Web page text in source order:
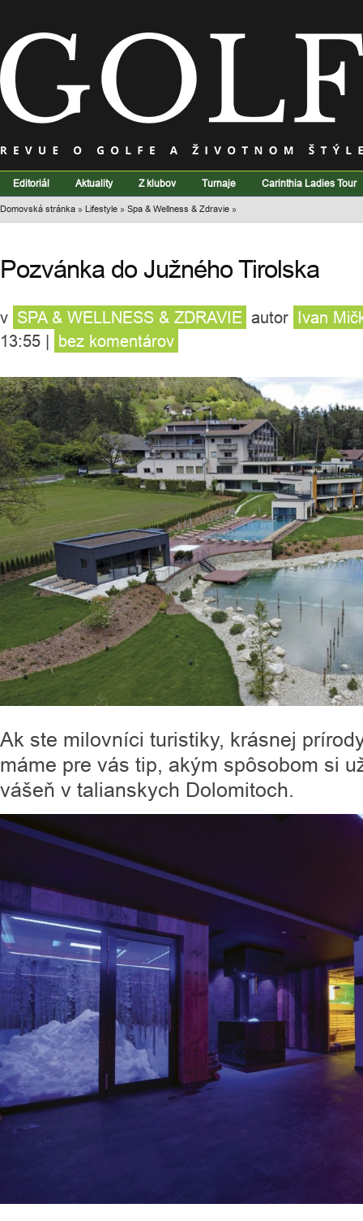
Editoriál Aktuality Z klubov Turnaje Carinthia Ladies Tour
Domovská stránka » Lifestyle » Spa & Wellness & Zdravie »
Pozvánka do Južného Tirolska
v SPA & WELLNESS & ZDRAVIE autor Ivan
13:55 | bez komentárov
Ak ste milovníci turistiky, krásnej
máme pre vás tip, akým spôsobom si
vášeň v talianskych Dolomitoch.